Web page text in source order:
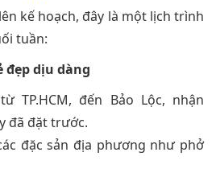
kế hoạch, đây là một lịch trình
tuần:
đẹp dịu dàng
TP.HCM, đến Bảo Lộc, nhận
đã đặt trước.
đặc sản địa phương như phở